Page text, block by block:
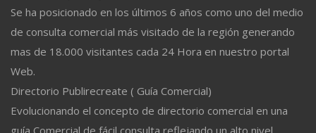
Se ha posicionado en los últimos 6 años como uno del medio
de consulta comercial más visitado de la región generando
mas de 18.000 visitantes cada 24 Hora en nuestro portal
Web.
Directorio Publirecreate ( Guía Comercial)
Evolucionando el concepto de directorio comercial en una
guía Comercial de fácil consulta reflejando un alto nivel